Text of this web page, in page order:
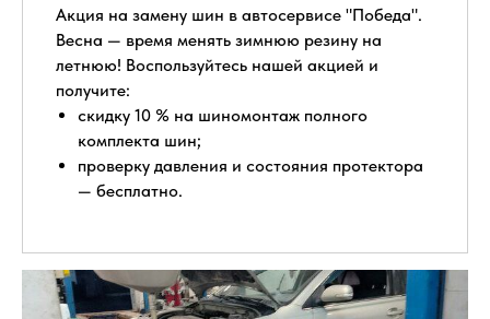
Акция на замену шин в автосервисе "Победа".
Весна — время менять зимнюю резину на
летнюю! Воспользуйтесь нашей акцией и
получите:
скидку 10 % на шиномонтаж полного
комплекта шин;
проверку давления и состояния протектора
— бесплатно.